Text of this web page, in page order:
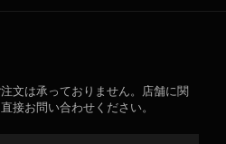
文は承っておりません。店舗に関
接お問い合わせください。